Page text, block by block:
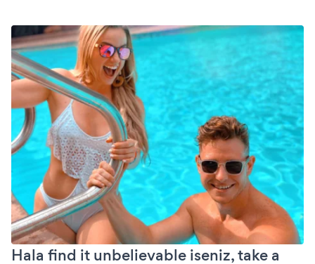
Hala find it unbelievable iseniz, take a